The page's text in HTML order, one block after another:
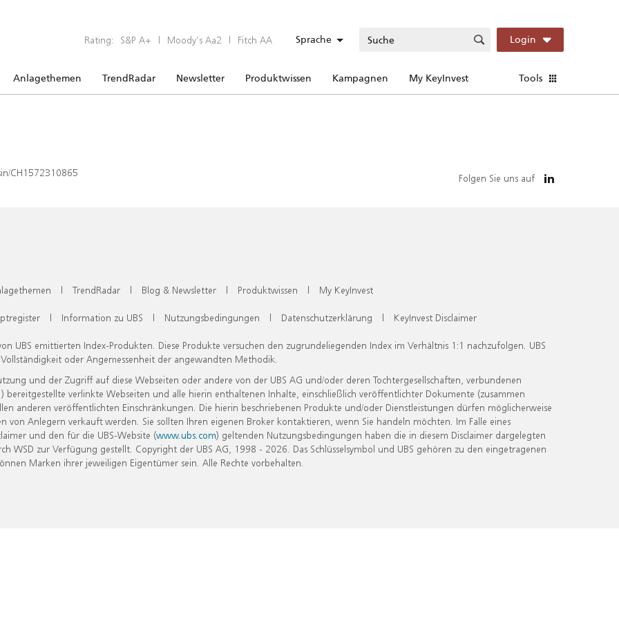
Rating: S&P A+ | Moody’s Aa2 | Fitch AA Sprache Login
Anlagethemen TrendRadar Newsletter Produktwissen Kampagnen My KeyInvest Tools
CH1572310865 Folgen Sie uns auf
| TrendRadar | Blog & Newsletter | Produktwissen | My KeyInvest
| Information zu UBS | Nutzungsbedingungen | Datenschutzerklärung | KeyInvest Disclaimer
UBS emittierten Index-Produkten. Diese Produkte versuchen den zugrundeliegenden Index im Verhältnis 1:1 nachzufolgen. UBS
oder Angemessenheit der angewandten Methodik.
und der Zugriff auf diese Webseiten oder andere von der UBS AG und/oder deren Tochtergesellschaften, verbundenen
verlinkte Webseiten und alle hierin enthaltenen Inhalte, einschließlich veröffentlichter Dokumente (zusammen
anderen veröffentlichten Einschränkungen. Die hierin beschriebenen Produkte und/oder Dienstleistungen dürfen möglicherweise
Anlegern verkauft werden. Sie sollten Ihren eigenen Broker kontaktieren, wenn Sie handeln möchten. Im Falle eines
und den für die UBS-Website (www.ubs.com) geltenden Nutzungsbedingungen haben die in diesem Disclaimer dargelegten
zur Verfügung gestellt. Copyright der UBS AG, 1998 - 2026. Das Schlüsselsymbol und UBS gehören zu den eingetragenen
Marken ihrer jeweiligen Eigentümer sein. Alle Rechte vorbehalten.